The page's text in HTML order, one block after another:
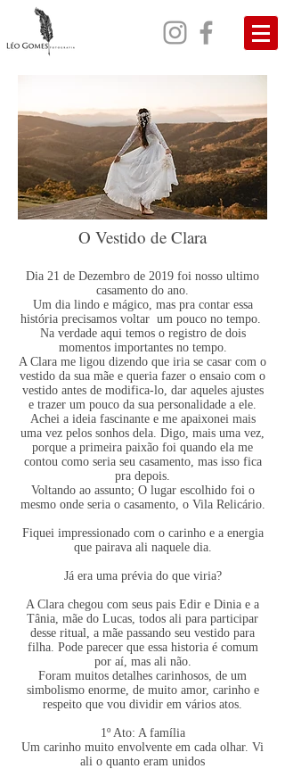
O Vestido de Clara
Dia 21 de Dezembro de 2019 foi nosso ultimo
casamento do ano.
Um dia lindo e mágico, mas pra contar essa
história precisamos voltar um pouco no tempo.
Na verdade aqui temos o registro de dois
momentos importantes no tempo.
A Clara me ligou dizendo que iria se casar com o
vestido da sua mãe e queria fazer o ensaio com o
vestido antes de modifica-lo, dar aqueles ajustes
e trazer um pouco da sua personalidade a ele.
Achei a ideia fascinante e me apaixonei mais
uma vez pelos sonhos dela. Digo, mais uma vez,
porque a primeira paixão foi quando ela me
contou como seria seu casamento, mas isso fica
pra depois.
Voltando ao assunto; O lugar escolhido foi o
mesmo onde seria o casamento, o Vila Relicário.
Fiquei impressionado com o carinho e a energia
que pairava ali naquele dia.
Já era uma prévia do que viria?
A Clara chegou com seus pais Edir e Dinia e a
Tânia, mãe do Lucas, todos ali para participar
desse ritual, a mãe passando seu vestido para
filha. Pode parecer que essa historia é comum
por aí, mas ali não.
Foram muitos detalhes carinhosos, de um
simbolismo enorme, de muito amor, carinho e
respeito que vou dividir em vários atos.
1º Ato: A família
Um carinho muito envolvente em cada olhar. Vi
ali o quanto eram unidos